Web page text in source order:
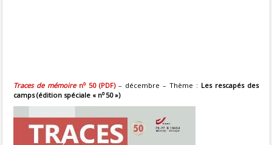
Traces de mémoireno50 (PDF)– décembre – Thème : Les rescapés des
camps (édition spéciale « no50 »)